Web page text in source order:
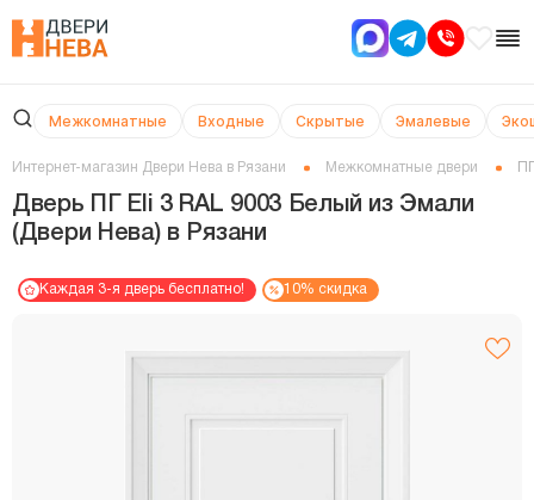
Межкомнатные Входные Скрытые Эмалевые
Интернет-магазин Двери Нева в Рязани Межкомнатные двери
Дверь ПГ Eli 3 RAL 9003 Белый из Эмали
(Двери Нева) в Рязани
Каждая 3-я дверь бесплатно! 10% скидка